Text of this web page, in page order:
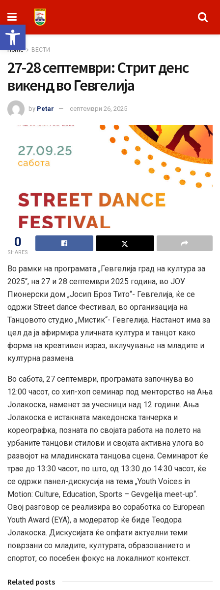
Open toolbar
Home ВЕСТИ
27-28 септември: Стрит денс
викенд во Гевгелија
by Petar септември 26, 2025
0
SHARES
Во рамки на програмата „Гевгелија град на култура зa
2025“, на 27 и 28 септември 2025 година, во ЈОУ
Пионерски дом „Јосип Броз Тито“- Гевгелија, ќе се
одржи Street dance Фестивал, во организација на
Танцовото студио „Мистик“- Гевгелија. Настанот има за
цел да ја афирмира уличната култура и танцот како
форма на креативен израз, вклучување на младите и
културна размена.
Во сабота, 27 септември, програмата започнува во
12:00 часот, со хип-хоп семинар под менторство на Ања
Јолакоска, наменет за учесници над 12 години. Ања
Јолакоска е истакната македонска танчерка и
кореографка, позната по својата работа на полето на
урбаните танцови стилови и својата активна улога во
развојот на младинската танцова сцена. Семинарот ќе
трае до 13:30 часот, по што, од 13:30 до 14:30 часот, ќе
се одржи панел-дискусија на тема „Youth Voices in
Motion: Culture, Education, Sports – Gevgelija meet-up“.
Овој разговор се реализира во соработка со European
Youth Award (EYA), а модератор ќе биде Теодора
Јолакоска. Дискусијата ќе опфати актуелни теми
поврзани со младите, културата, образованието и
спортот, со посебен фокус на локалниот контекст.
Related posts